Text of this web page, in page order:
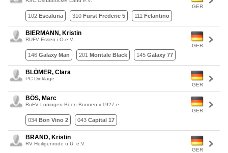
GER
102 Escaluna 310 Fürst Frederic 5 111 Felantino
GER
BIERMANN, Kristin
RUFV Essen i.O.e.V.
146 Galaxy Man 201 Montale Black 145 Galaxy 77
GER
BLÖMER, Clara
PC Dinklage
GER
BÖS, Marc
RuFV Löningen-Böen-Bunnen v.1927 e.
034 Bon Vino 2 043 Capital 17
GER
BRAND, Kristin
RV Heiligenrode u.U. e.V.